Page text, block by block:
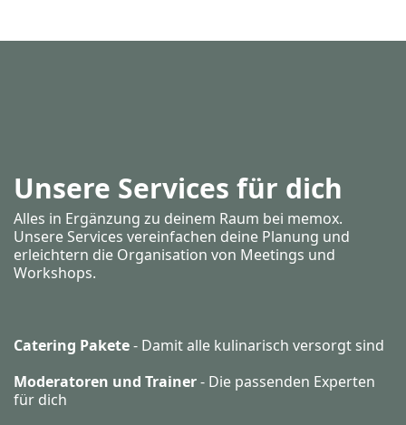
Unsere Services für dich
Alles in Ergänzung zu deinem Raum bei memox.
Unsere Services vereinfachen deine Planung und
erleichtern die Organisation von Meetings und
Workshops.
Catering Pakete- Damit alle kulinarisch versorgt sind
Moderatoren und Trainer- Die passenden Experten
für dich